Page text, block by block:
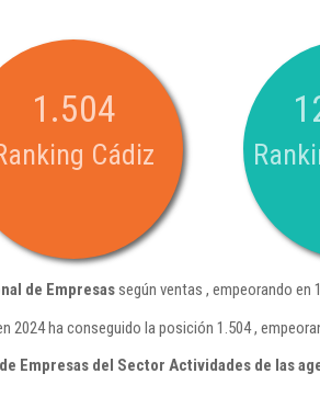
1.504
Cádiz
de Empresassegún ventas , empeorando en
2024 ha conseguido la posición 1.504 ,
Empresas del Sector Actividades de las